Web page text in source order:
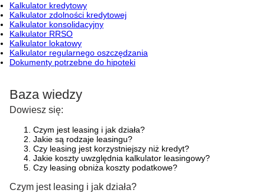
Kalkulator kredytowy
Kalkulator zdolności kredytowej
Kalkulator konsolidacyjny
Kalkulator RRSO
Kalkulator lokatowy
Kalkulator regularnego oszczędzania
Dokumenty potrzebne do hipoteki
Baza wiedzy
Dowiesz się:
Czym jest leasing i jak działa?
Jakie są rodzaje leasingu?
Czy leasing jest korzystniejszy niż kredyt?
Jakie koszty uwzględnia kalkulator leasingowy?
Czy leasing obniża koszty podatkowe?
Czym jest leasing i jak działa?